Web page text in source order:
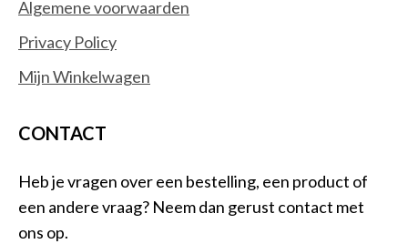
Algemene voorwaarden
Privacy Policy
Mijn Winkelwagen
CONTACT
Heb je vragen over een bestelling, een product of
een andere vraag? Neem dan gerust contact met
ons op.